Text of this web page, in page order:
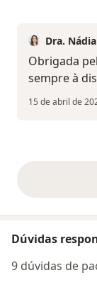
Dra.
Obrigada
sempre à
15 de abril de
Dúvidas
9 dúvidas de